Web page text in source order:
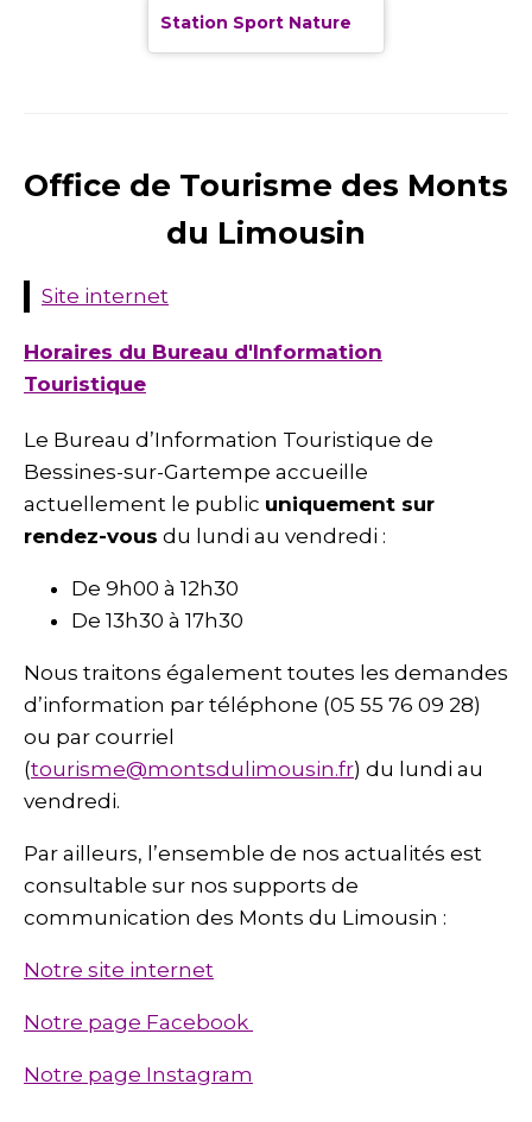
Station Sport Nature
Office de Tourisme des Monts
du Limousin
Site internet
Horaires du Bureau d'Information
Touristique
Le Bureau d’Information Touristique de
Bessines-sur-Gartempe accueille
actuellement le public uniquement sur
rendez-vous du lundi au vendredi :
De 9h00 à 12h30
De 13h30 à 17h30
Nous traitons également toutes les demandes
d’information par téléphone (05 55 76 09 28)
ou par courriel
(tourisme@montsdulimousin.fr) du lundi au
vendredi.
Par ailleurs, l’ensemble de nos actualités est
consultable sur nos supports de
communication des Monts du Limousin :
Notre site internet
Notre page Facebook
Notre page Instagram